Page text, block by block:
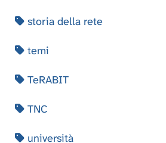
storia della rete
temi
TeRABIT
TNC
università